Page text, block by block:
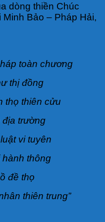
dòng thiền Chúc
Bảo – Pháp Hải,
toàn chương
thị đồng
thiên cửu
trường
vi tuyên
thông
đề thọ
thiên trung”